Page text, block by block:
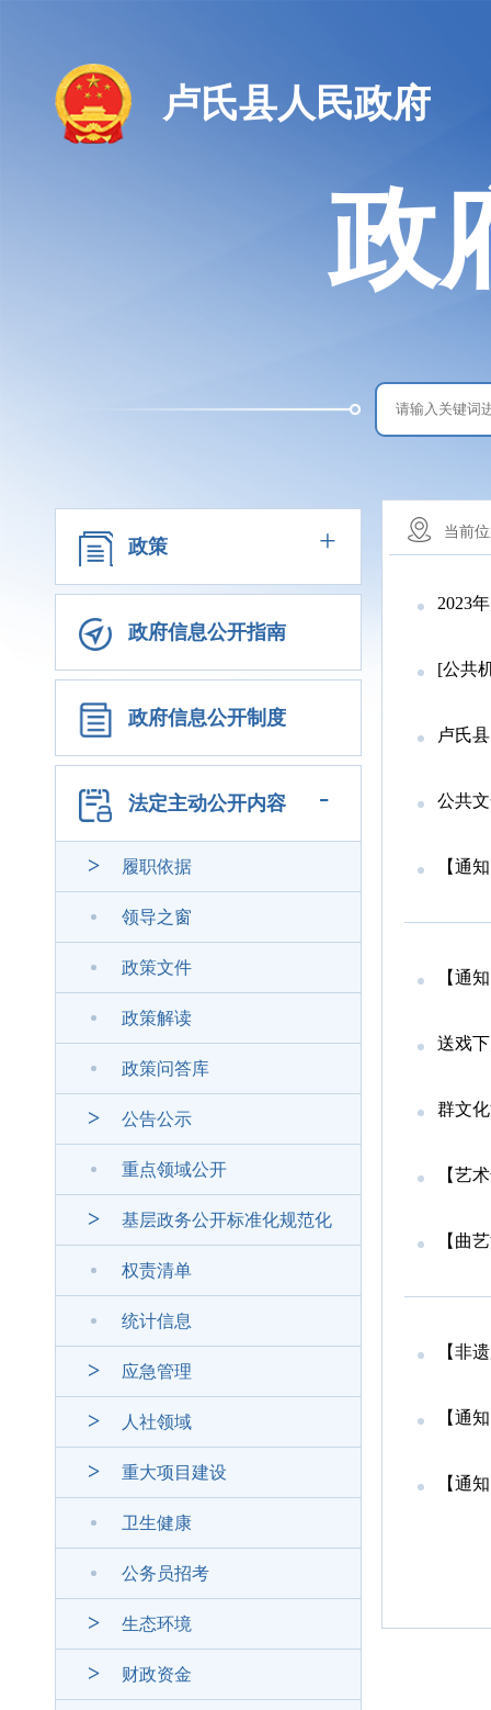
卢氏县人民政府
政
政策 +
政府信息公开指南
政府信息公开制度
法定主动公开内容 -
履职依据
领导之窗
政策文件
政策解读
政策问答库
公告公示
重点领域公开
基层政务公开标准化规范化
权责清单
统计信息
应急管理
人社领域
重大项目建设
卫生健康
公务员招考
生态环境
财政资金
当前
2023
[公共
卢氏
公共
【通
【通
送戏
群文
【艺
【曲
【非
【通
【通